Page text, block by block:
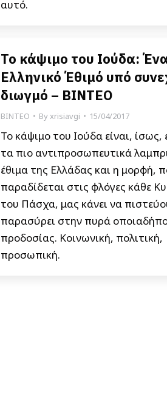
αυτό.
Το κάψιμο του Ιούδα:
Ελληνικό Έθιμό υπό
διωγμό – ΒΙΝΤΕΟ
ΒΙΝΤΕΟ Byxrisiavgi 15/04/2017
Το κάψιμο του Ιούδα είναι,
τα πιο αντιπροσωπευτικά
έθιμα της Ελλάδας και η μορφή,
παραδίδεται στις φλόγες κάθε
του Πάσχα, μας κάνει να
παρασύρει στην πυρά
προδοσίας. Κοινωνική, πολιτική,
προσωπική.